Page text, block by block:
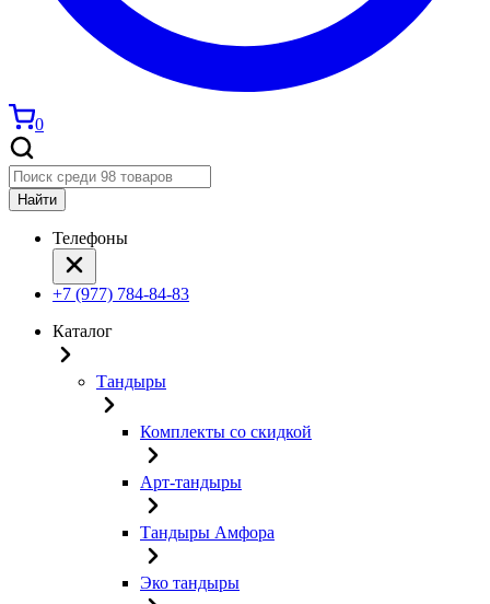
0
Найти
Телефоны
+7 (977) 784-84-83
Каталог
Тандыры
Комплекты со скидкой
Арт-тандыры
Тандыры Амфора
Эко тандыры